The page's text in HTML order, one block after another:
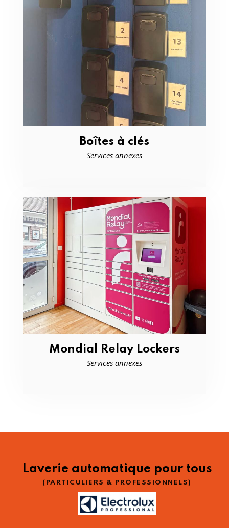
Boîtes à clés
Services annexes
Mondial Relay Lockers
Services annexes
Laverie automatique pour tous
(PARTICULIERS & PROFESSIONNELS)